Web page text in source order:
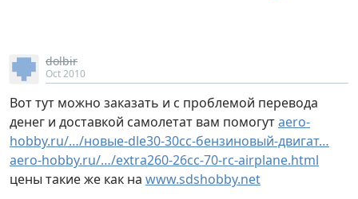
dolbir
Oct 2010
Вот тут можно заказать и с проблемой перевода
денег и доставкой самолетат вам помогутaero-
hobby.ru/…/новые-dle30-30cc-бензиновый-двигат…
aero-hobby.ru/…/extra260-26cc-70-rc-airplane.html
цены такие же как на www.sdshobby.net